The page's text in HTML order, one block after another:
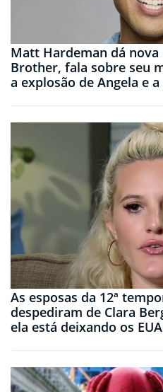
Matt Hardeman dá
Brother, fala sobre seu
a explosão de Angela e
As esposas da 12ª
despediram de Clara
ela está deixando os